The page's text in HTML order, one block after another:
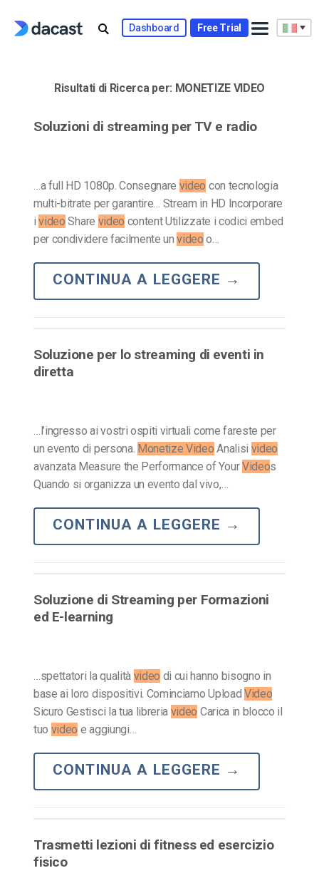
Dashboard Free Trial
Risultati di Ricerca per: MONETIZE VIDEO
Soluzioni di streaming per TV e radio
…a full HD 1080p. Consegnare video con tecnologia
multi-bitrate per garantire… Stream in HD Incorporare
ivideo Share video content Utilizzate i codici embed
per condividere facilmente unvideo o…
CONTINUA A LEGGERE →
Soluzione per lo streaming di eventi in
diretta
…l’ingresso ai vostri ospiti virtuali come fareste per
un evento di persona. Monetize Video Analisi video
avanzata Measure the Performance of YourVideos
Quando si organizza un evento dal vivo,…
CONTINUA A LEGGERE →
Soluzione di Streaming per Formazioni
ed E-learning
…spettatori la qualità video di cui hanno bisogno in
base ai loro dispositivi. Cominciamo Upload Video
Sicuro Gestisci la tua libreria video Carica in blocco il
tuo video e aggiungi…
CONTINUA A LEGGERE →
Trasmetti lezioni di fitness ed esercizio
fisico